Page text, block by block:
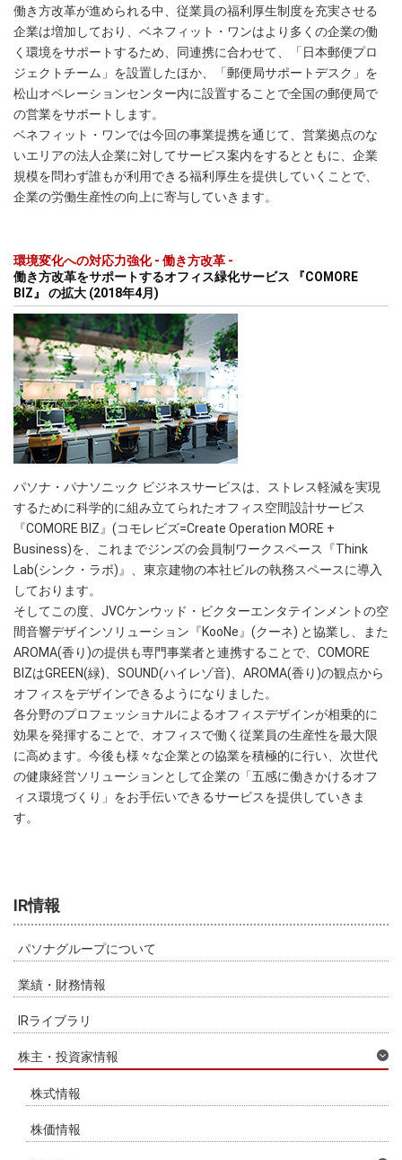
働き方改革が進められる中、従業員の福利厚生制度を充実させる
企業は増加しており、ベネフィット・ワンはより多くの企業の働
く環境をサポートするため、同連携に合わせて、「日本郵便プロ
ジェクトチーム」を設置したほか、「郵便局サポートデスク」を
松山オペレーションセンター内に設置することで全国の郵便局で
の営業をサポートします。
ベネフィット・ワンでは今回の事業提携を通じて、営業拠点のな
いエリアの法人企業に対してサービス案内をするとともに、企業
規模を問わず誰もが利用できる福利厚生を提供していくことで、
企業の労働生産性の向上に寄与していきます。
環境変化への対応力強化 - 働き方改革 -
働き方改革をサポートするオフィス緑化サービス 『COMORE
BIZ』 の拡大 (2018年4月)
パソナ・パナソニック ビジネスサービスは、ストレス軽減を実現
するために科学的に組み立てられたオフィス空間設計サービス
『COMORE BIZ』(コモレビズ=Create Operation MORE +
Business)を、これまでジンズの会員制ワークスペース『Think
Lab(シンク・ラボ)』、東京建物の本社ビルの執務スペースに導入
しております。
そしてこの度、JVCケンウッド・ビクターエンタテインメントの空
間音響デザインソリューション『KooNe』(クーネ) と協業し、また
AROMA(香り)の提供も専門事業者と連携することで、COMORE
BIZはGREEN(緑)、SOUND(ハイレゾ音)、AROMA(香り)の観点から
オフィスをデザインできるようになりました。
各分野のプロフェッショナルによるオフィスデザインが相乗的に
効果を発揮することで、オフィスで働く従業員の生産性を最大限
に高めます。今後も様々な企業との協業を積極的に行い、次世代
の健康経営ソリューションとして企業の「五感に働きかけるオフ
ィス環境づくり」をお手伝いできるサービスを提供していきま
す。
IR情報
パソナグループについて
業績・財務情報
IRライブラリ
株主・投資家情報
株式情報
株価情報